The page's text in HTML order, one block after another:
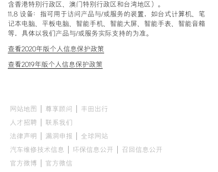
含香港特别行政区、澳门特别行政区和台湾地区）。
11.8 设备：指可用于访问产品与/或服务的装置，如台式计算机、笔
记本电脑、平板电脑、智能手机、智能大屏、智能手表、智能音箱
等，具体以我们产品与/或服务实际支持的为准。
查看2020年版个人信息保护政策
查看2019年版个人信息保护政策
网站地图 尊享顾问
丰田出行
人才招聘
联系我们
法律声明
漏洞申报
全球网站
汽车维修技术信息
环保信息公开
召回信息公开
官方微博
官方微信